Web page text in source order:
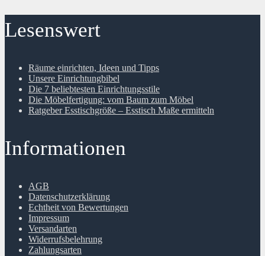
Lesenswert
Räume einrichten, Ideen und Tipps
Unsere Einrichtungbibel
Die 7 beliebtesten Einrichtungsstile
Die Möbelfertigung: vom Baum zum Möbel
Ratgeber Esstischgröße – Esstisch Maße ermitteln
Informationen
AGB
Datenschutzerklärung
Echtheit von Bewertungen
Impressum
Versandarten
Widerrufsbelehrung
Zahlungsarten